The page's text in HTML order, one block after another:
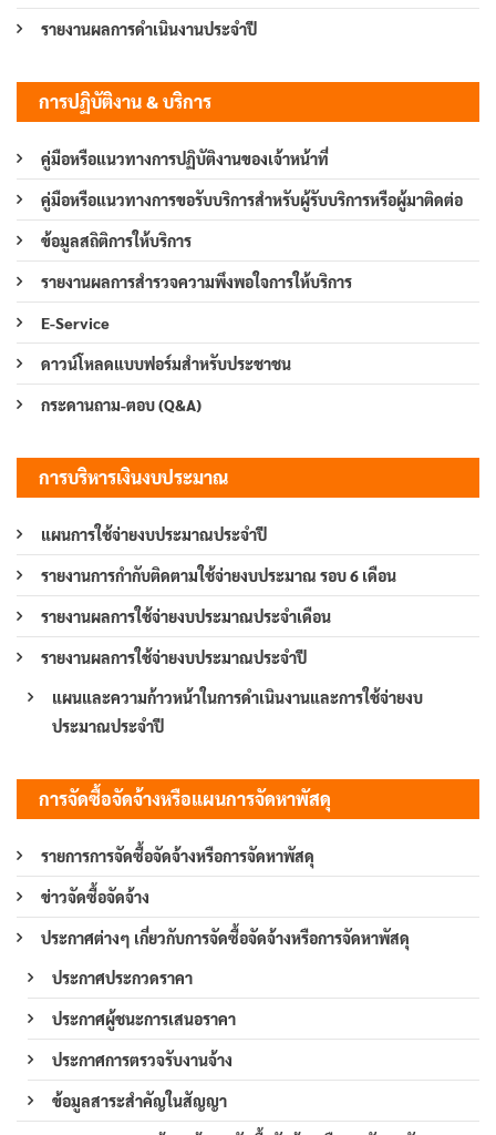
รายงานผลการดำเนินงานประจำปี
การปฏิบัติงาน & บริการ
คู่มือหรือแนวทางการปฏิบัติงานของเจ้าหน้าที่
คู่มือหรือแนวทางการขอรับบริการสำหรับผู้รับบริการหรือผู้มาติดต่อ
ข้อมูลสถิติการให้บริการ
รายงานผลการสำรวจความพึงพอใจการให้บริการ
E-Service
ดาวน์โหลดแบบฟอร์มสำหรับประชาชน
กระดานถาม-ตอบ (Q&A)
การบริหารเงินงบประมาณ
แผนการใช้จ่ายงบประมาณประจำปี
รายงานการกำกับติดตามใช้จ่ายงบประมาณ รอบ 6 เดือน
รายงานผลการใช้จ่ายงบประมาณประจำเดือน
รายงานผลการใช้จ่ายงบประมาณประจำปี
แผนและความก้าวหน้าในการดำเนินงานและการใช้จ่ายงบ
ประมาณประจำปี
การจัดซื้อจัดจ้างหรือแผนการจัดหาพัสดุ
รายการการจัดซื้อจัดจ้างหรือการจัดหาพัสดุ
ข่าวจัดซื้อจัดจ้าง
ประกาศต่างๆ เกี่ยวกับการจัดซื้อจัดจ้างหรือการจัดหาพัสดุ
ประกาศประกวดราคา
ประกาศผู้ชนะการเสนอราคา
ประกาศการตรวจรับงานจ้าง
ข้อมูลสาระสำคัญในสัญญา